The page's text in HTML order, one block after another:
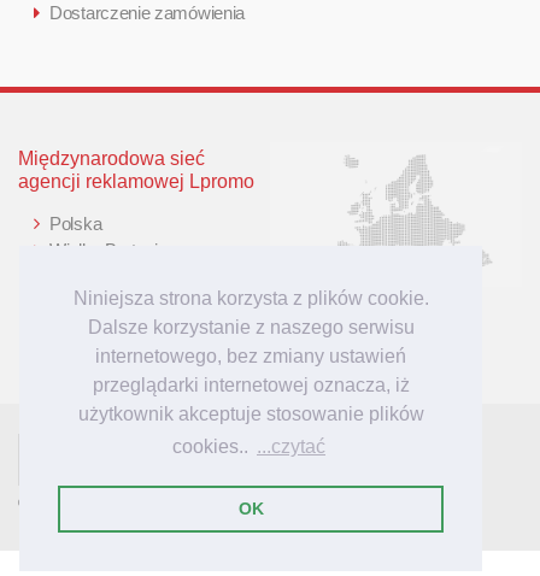
Niniejsza strona korzysta z plików cookie.
Dalsze korzystanie z naszego serwisu
internetowego, bez zmiany ustawień
przeglądarki internetowej oznacza, iż
użytkownik akceptuje stosowanie plików
cookies.. ...czytać
OK
Dostarczenie zamówienia
Międzynarodowa sieć
agencji reklamowej Lpromo
Polska
Wielka Brytania
Litwa
Łotwa
- tu mieszkają inspiracje reklamowe!
© 2007-2023 Lpromo.PL